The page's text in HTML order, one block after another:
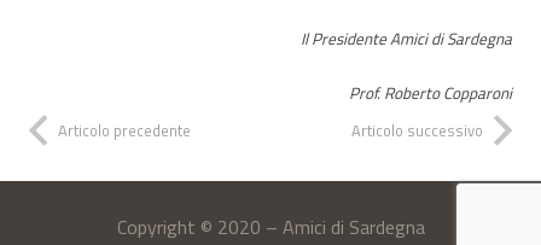
Il Presidente Amici di Sardegna
Prof. Roberto Copparoni
Articolo precedente
Articolo successivo
Copyright © 2020 – Amici di Sardegna